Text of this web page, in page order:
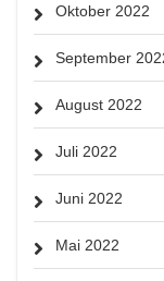
Oktober 2022
September
August 2022
Juli 2022
Juni 2022
Mai 2022